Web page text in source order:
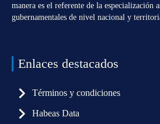
manera es el referente de la especialización
gubernamentales de nivel nacional y
Enlaces destacados
Términos y condiciones
Habeas Data